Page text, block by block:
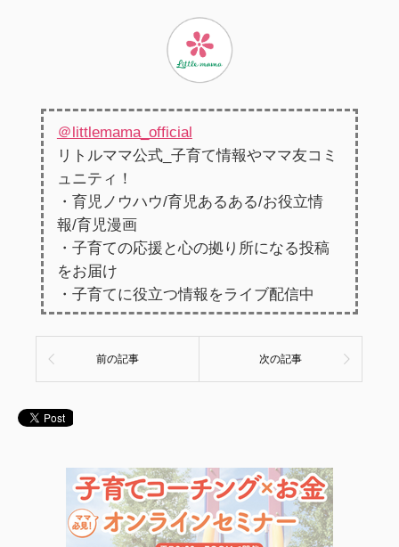
＠littlemama_official
リトルママ公式_子育て情報やママ友コミ
ュニティ！
・育児ノウハウ/育児あるある/お役立情
報/育児漫画
・子育ての応援と心の拠り所になる投稿
をお届け
・子育てに役立つ情報をライブ配信中
前の記事 次の記事